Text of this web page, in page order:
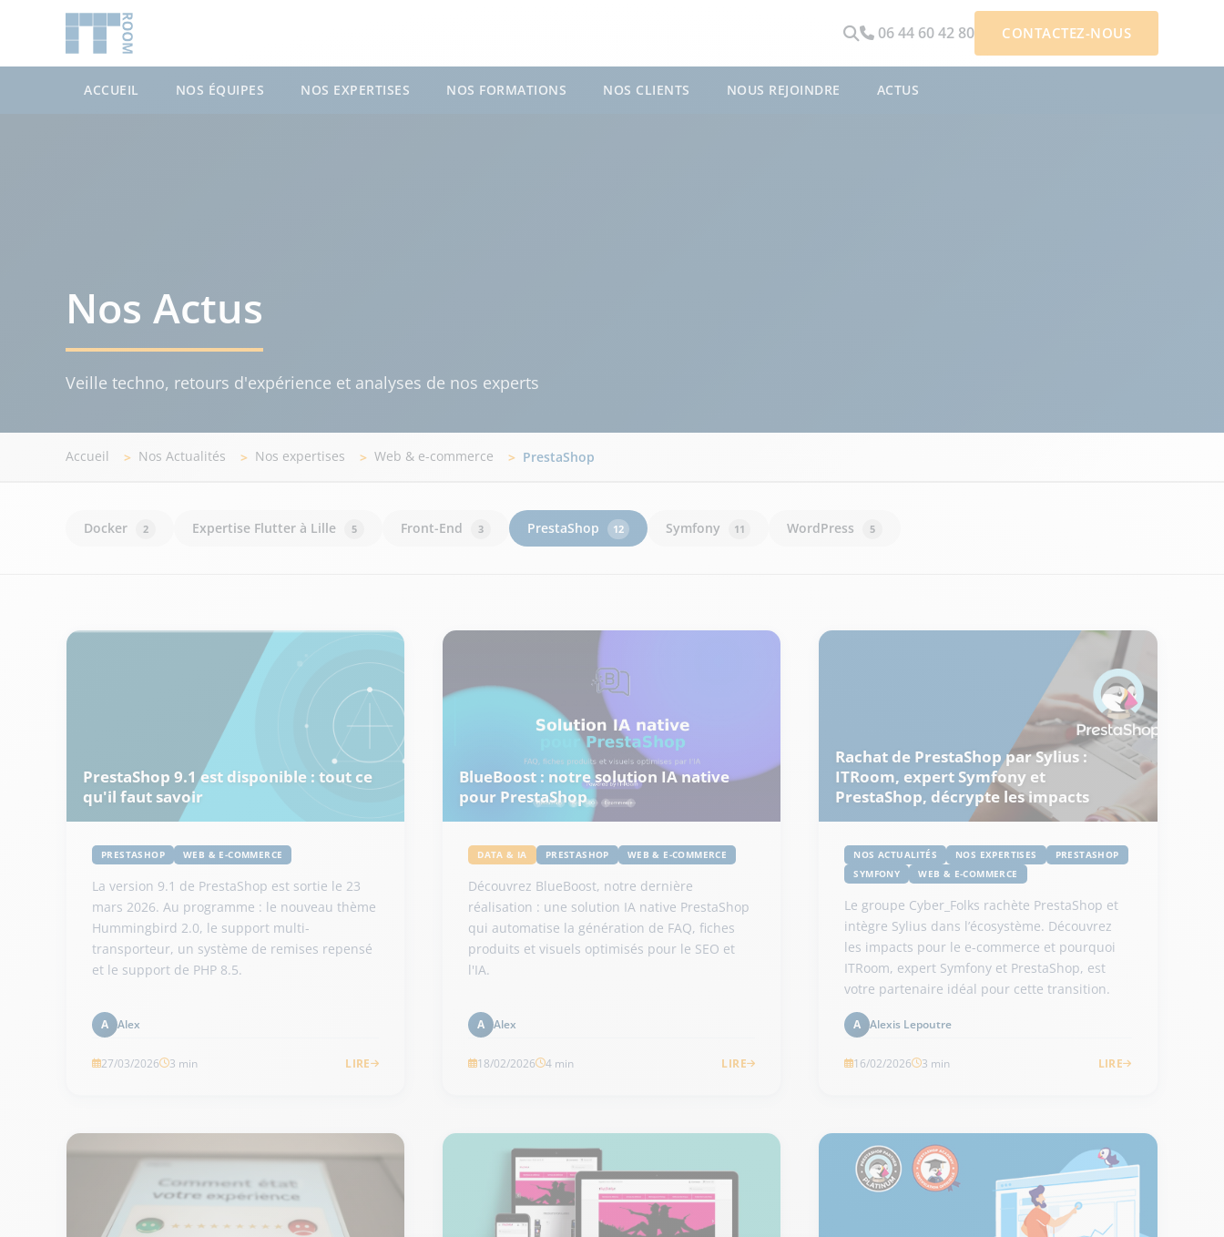
06 44 60 42 80 CONTACTEZ-NOUS
ACCUEIL NOS ÉQUIPES NOS EXPERTISES NOS FORMATIONS NOS CLIENTS NOUS REJOINDRE ACTUS
Nos Actus
Veille techno, retours d'expérience et analyses de nos experts
Accueil Nos Actualités Nos expertises Web & e-commerce PrestaShop
Docker 2 Expertise Flutter à Lille 5 Front-End 3 PrestaShop 12 Symfony 11 WordPress 5
PrestaShop 9.1 est disponible : tout ce
qu'il faut savoir
PRESTASHOP WEB & E-COMMERCE
La version 9.1 de PrestaShop est sortie le 23
mars 2026. Au programme : le nouveau thème
Hummingbird 2.0, le support multi-
transporteur, un système de remises repensé
et le support de PHP 8.5.
A Alex
27/03/2026 3 min LIRE
BlueBoost : notre solution IA native
pour PrestaShop
DATA & IA PRESTASHOP WEB & E-COMMERCE
Découvrez BlueBoost, notre dernière
réalisation : une solution IA native PrestaShop
qui automatise la génération de FAQ, fiches
produits et visuels optimisés pour le SEO et
l'IA.
A Alex
18/02/2026 4 min LIRE
Rachat de PrestaShop par Sylius :
ITRoom, expert Symfony et
PrestaShop, décrypte les impacts
NOS ACTUALITÉS NOS EXPERTISES
PRESTASHOP
SYMFONY
WEB & E-COMMERCE
Le groupe Cyber_Folks rachète PrestaShop et
intègre Sylius dans l’écosystème. Découvrez
les impacts pour le e-commerce et pourquoi
ITRoom, expert Symfony et PrestaShop, est
votre partenaire idéal pour cette transition.
A Alexis Lepoutre
16/02/2026 3 min LIRE